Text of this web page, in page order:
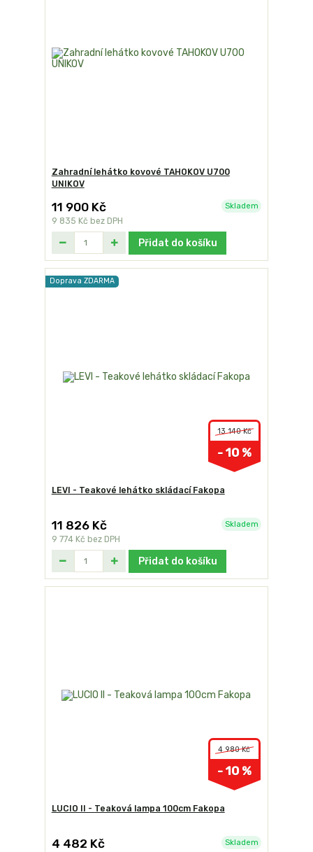
Zahradní lehátko kovové TAHOKOV U700
UNIKOV
11 900 Kč
9 835 Kč bez DPH
Skladem
Přidat do košíku
Doprava ZDARMA
13 140 Kč
- 10 %
LEVI - Teakové lehátko skládací Fakopa
11 826 Kč
9 774 Kč bez DPH
Skladem
Přidat do košíku
4 980 Kč
- 10 %
LUCIO II - Teaková lampa 100cm Fakopa
4 482 Kč Skladem